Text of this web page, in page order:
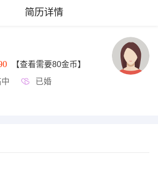
简历详情
【查看需要80金币】
中 已婚